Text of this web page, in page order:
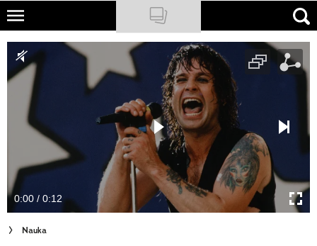
Skip
main
content
NATIONAL GEOGRAPHIC
TRAVELER
PODCASTY
Newsletter
Cuda Polski
Wielki Konkurs Fotograficzny
0:00 / 0:12
Nauka